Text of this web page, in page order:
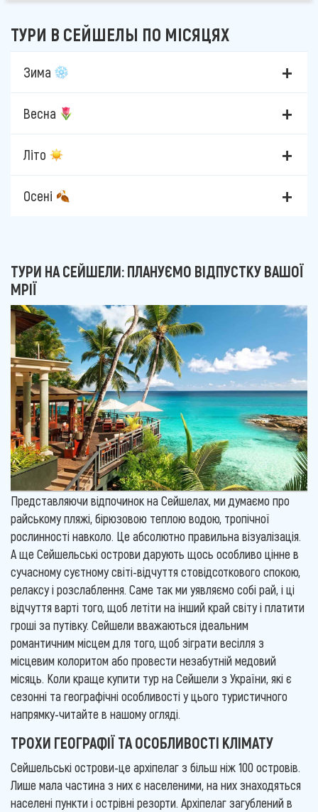
ТУРИ В СЕЙШЕЛЫ ПО МІСЯЦЯХ
Зима
Весна
Літо
Осені
ТУРИ НА СЕЙШЕЛИ: ПЛАНУЄМО ВІДПУСТКУ ВАШОЇ
МРІЇ
Представляючи відпочинок на Сейшелах, ми думаємо про
райському пляжі, бірюзовою теплою водою, тропічної
рослинності навколо. Це абсолютно правильна візуалізація.
А ще Сейшельські острови дарують щось особливо цінне в
сучасному суєтному світі-відчуття стовідсоткового спокою,
релаксу і розслаблення. Саме так ми уявляємо собі рай, і ці
відчуття варті того, щоб летіти на інший край світу і платити
гроші за путівку. Сейшели вважаються ідеальним
романтичним місцем для того, щоб зіграти весілля з
місцевим колоритом або провести незабутній медовий
місяць. Коли краще купити тур на Сейшели з України, які є
сезонні та географічні особливості у цього туристичного
напрямку-читайте в нашому огляді.
ТРОХИ ГЕОГРАФІЇ ТА ОСОБЛИВОСТІ КЛІМАТУ
Сейшельські острови-це архіпелаг з більш ніж 100 островів.
Лише мала частина з них є населеними, на них знаходяться
населені пункти і острівні резорти. Архіпелаг загублений в